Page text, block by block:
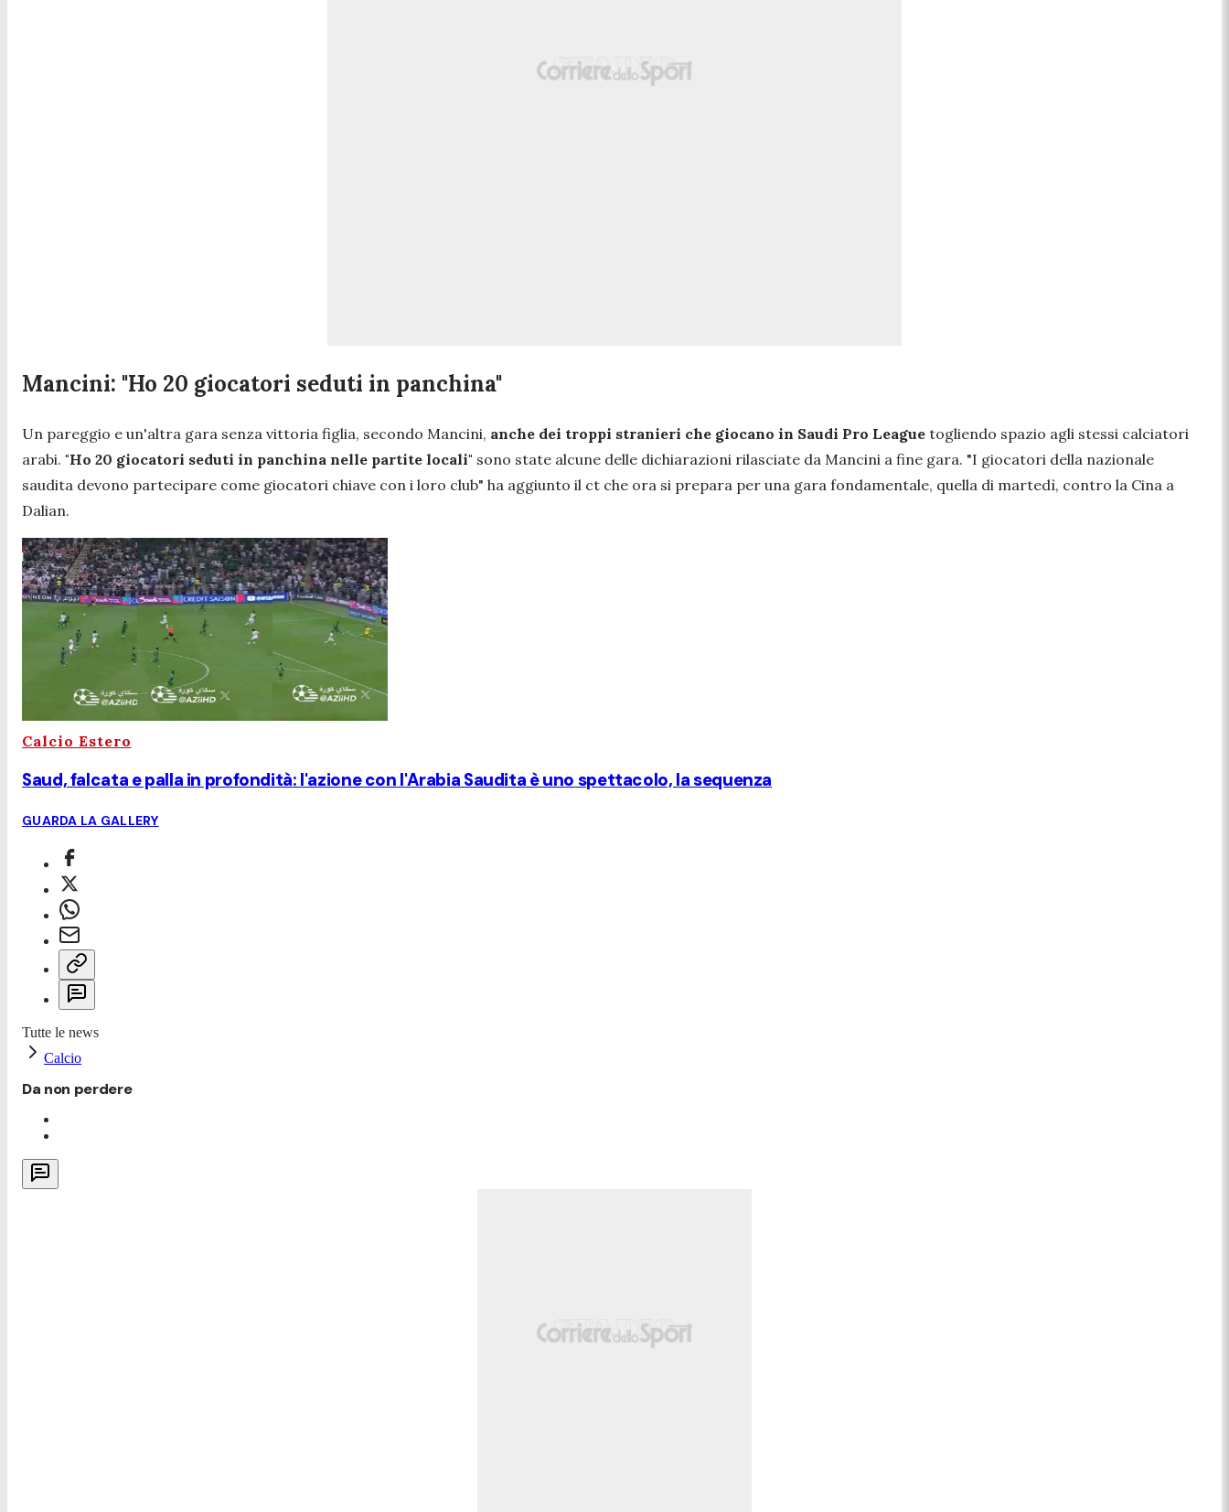
Mancini: "Ho 20 giocatori seduti in panchina"
Un pareggio e un'altra gara senza vittoria figlia, secondo Mancini, anche dei troppi stranieri che giocano in Saudi Pro League togliendo spazio agli stessi calciatori
arabi. "Ho 20 giocatori seduti in panchina nelle partite locali" sono state alcune delle dichiarazioni rilasciate da Mancini a fine gara. "I giocatori della nazionale
saudita devono partecipare come giocatori chiave con i loro club" ha aggiunto il ct che ora si prepara per una gara fondamentale, quella di martedì, contro la Cina a
Dalian.
Calcio Estero
Saud, falcata e palla in profondità: l'azione con l'Arabia Saudita è uno spettacolo, la sequenza
GUARDA LA GALLERY
Tutte le news
Calcio
Da non perdere